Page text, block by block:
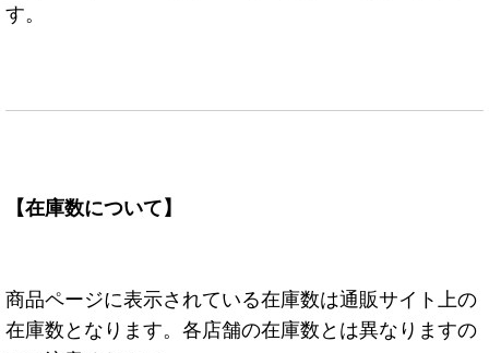
す。
【在庫数について】
商品ページに表示されている在庫数は通販サイト上の
在庫数となります。各店舗の在庫数とは異なりますの